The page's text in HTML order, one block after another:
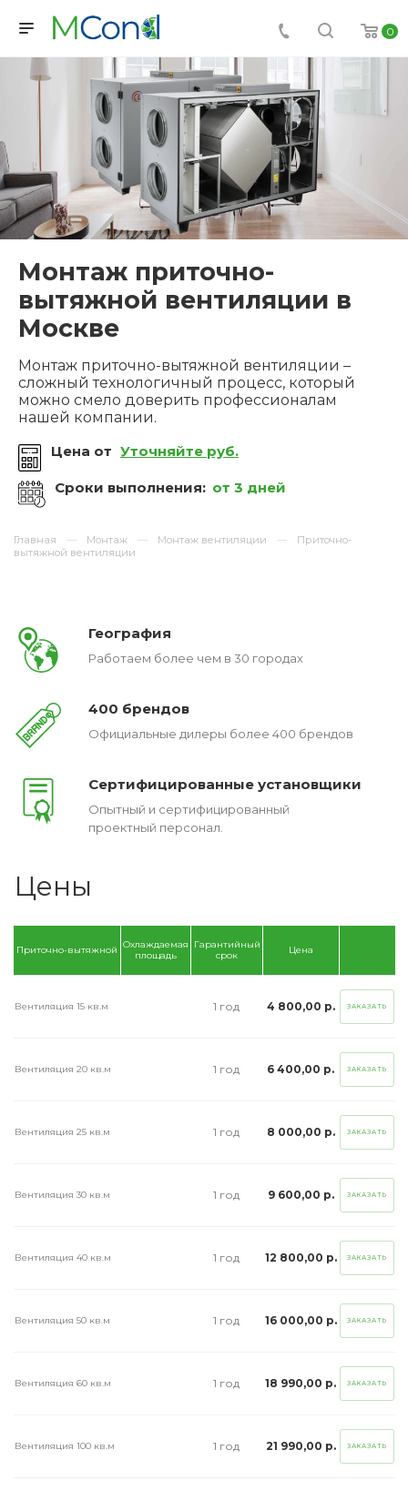
0
Монтаж приточно-
вытяжной вентиляции в
Москве
Монтаж приточно-вытяжной вентиляции –
сложный технологичный процесс, который
можно смело доверить профессионалам
нашей компании.
Цена от Уточняйте руб.
Сроки выполнения: от 3 дней
Главная Монтаж Монтаж вентиляции
Приточно-
вытяжной вентиляции
География
Работаем более чем в 30 городах
400 брендов
Официальные дилеры более 400 брендов
Сертифицированные установщики
Опытный и сертифицированный
проектный персонал.
Цены
Приточно-вытяжной Охлаждаемая
площадь
Гарантийный
срок
Цена
Вентиляция 15 кв.м 1 год 4 800,00 р. ЗАКАЗАТЬ
Вентиляция 20 кв.м 1 год 6 400,00 р. ЗАКАЗАТЬ
Вентиляция 25 кв.м 1 год 8 000,00 р. ЗАКАЗАТЬ
Вентиляция 30 кв.м 1 год 9 600,00 р. ЗАКАЗАТЬ
Вентиляция 40 кв.м 1 год 12 800,00 р. ЗАКАЗАТЬ
Вентиляция 50 кв.м 1 год 16 000,00 р. ЗАКАЗАТЬ
Вентиляция 60 кв.м 1 год 18 990,00 р. ЗАКАЗАТЬ
Вентиляция 100 кв.м 1 год 21 990,00 р. ЗАКАЗАТЬ